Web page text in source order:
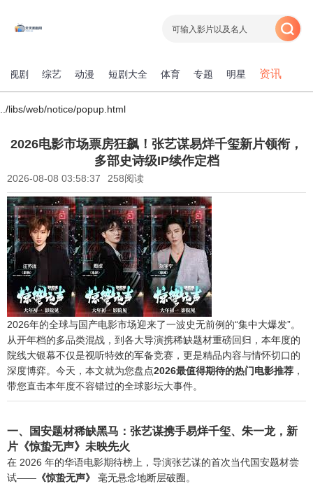
视剧 综艺 动漫 短剧大全 体育 专题 明星 资讯
../libs/web/notice/popup.html
2026电影市场票房狂飙！张艺谋易烊千玺新片领衔，
多部史诗级IP续作定档
2026-08-08 03:58:37 258阅读
2026年的全球与国产电影市场迎来了一波史无前例的“集中大爆发”。
从开年档的多品类混战，到各大导演携稀缺题材重磅回归，本年度的
院线大银幕不仅是视听特效的军备竞赛，更是精品内容与情怀切口的
深度博弈。今天，本文就为您盘点2026最值得期待的热门电影推荐 ，
带您直击本年度不容错过的全球影坛大事件。
一、国安题材稀缺黑马：张艺谋携手易烊千玺、朱一龙，新
片《惊蛰无声》未映先火
在 2026 年的华语电影期待榜上，导演张艺谋的首次当代国安题材尝
试—— 《惊蛰无声》 毫无悬念地断层破圈。